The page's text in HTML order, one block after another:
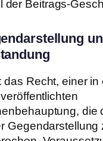
der Beitrags-
das Recht, einer in
die
Gegendarstellung